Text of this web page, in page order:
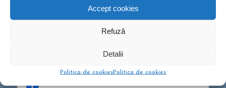
Accept cookies
Refuză
Detalii
Politica de cookiesPolitica de cookies
Ce să conțină rucsacul într-o drumeție de o zi?